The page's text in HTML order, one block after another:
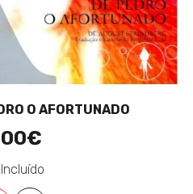
O AFORTUNADO
Incluído